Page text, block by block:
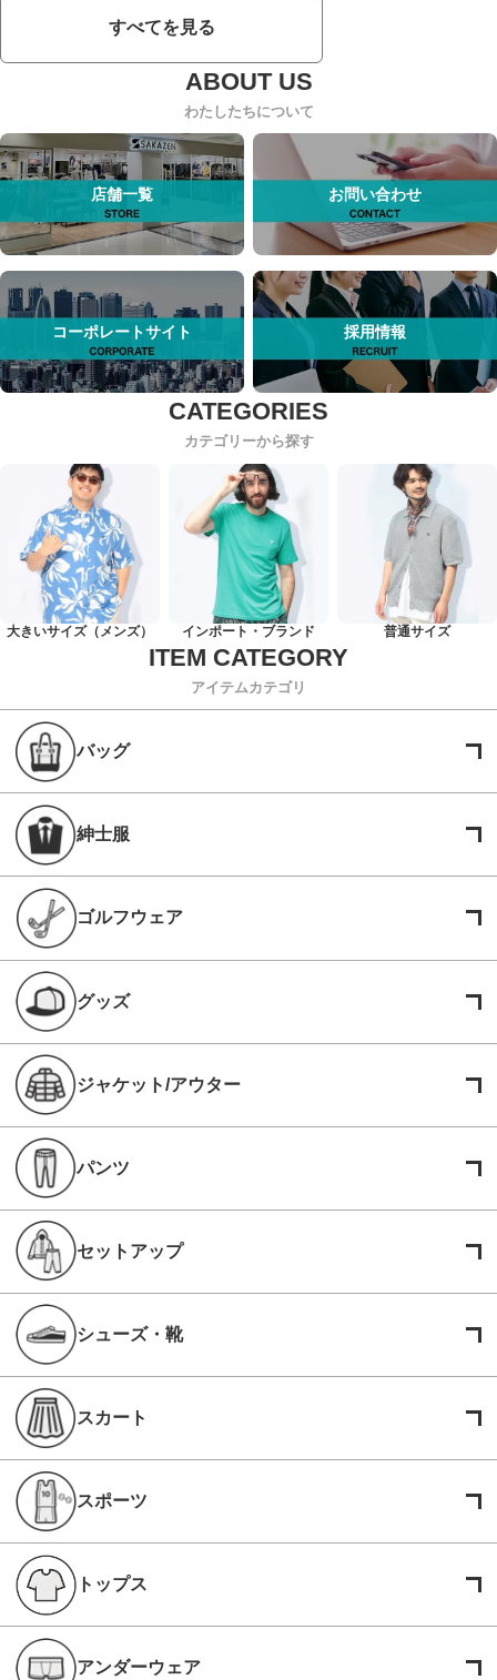
すべてを見る
わたしたちについて
店舗一覧 お問い合わせ
コーポレートサイト 採用情報
カテゴリーから探す
大きいサイズ（メンズ） インポート・ブランド 普通サイズ
アイテムカテゴリ
バッグ
紳士服
ゴルフウェア
グッズ
ジャケット/アウター
パンツ
セットアップ
シューズ・靴
スカート
スポーツ
トップス
アンダーウェア